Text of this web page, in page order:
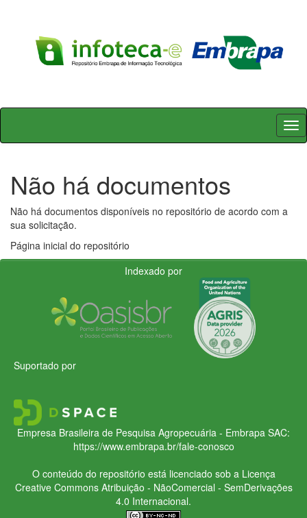
Skip
Não há documentos
Não há documentos disponíveis no repositório de acordo com a
sua solicitação.
Página inicial do repositório
Indexado por
Suportado por
Empresa Brasileira de Pesquisa Agropecuária - Embrapa SAC:
https://www.embrapa.br/fale-conosco
O conteúdo do repositório está licenciado sob a Licença
Creative CommonsAtribuição - NãoComercial - SemDerivações
4.0 Internacional.